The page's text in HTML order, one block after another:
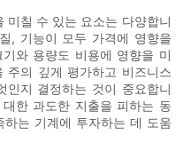
미칠 수 있는 요소는 다양합니
, 기능이 모두 가격에 영향을
와 용량도 비용에 영향을 미
주의 깊게 평가하고 비즈니스
인지 결정하는 것이 중요합니
한 과도한 지출을 피하는 동
는 기계에 투자하는 데 도움